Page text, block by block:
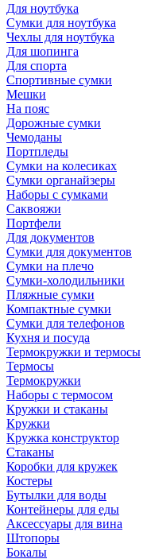
Для ноутбука
Сумки для ноутбука
Чехлы для ноутбука
Для шопинга
Для спорта
Спортивные сумки
Мешки
На пояс
Дорожные сумки
Чемоданы
Портпледы
Сумки на колесиках
Сумки органайзеры
Наборы с сумками
Саквояжи
Портфели
Для документов
Сумки для документов
Сумки на плечо
Сумки-холодильники
Пляжные сумки
Компактные сумки
Сумки для телефонов
Кухня и посуда
Термокружки и термосы
Термосы
Термокружки
Наборы с термосом
Кружки и стаканы
Кружки
Кружка конструктор
Стаканы
Коробки для кружек
Костеры
Бутылки для воды
Контейнеры для еды
Аксессуары для вина
Штопоры
Бокалы